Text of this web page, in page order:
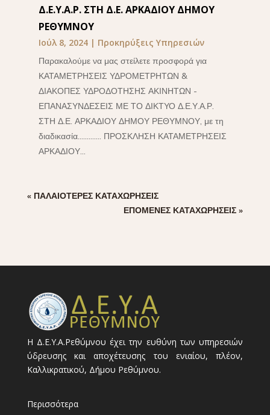
Δ.Ε.Υ.Α.Ρ. ΣΤΗ Δ.Ε. ΑΡΚΑΔΙΟΥ ΔΗΜΟΥ
ΡΕΘΥΜΝΟΥ
Ιούλ 8, 2024| Προκηρύξεις Υπηρεσιών
Παρακαλούμε να μας στείλετε προσφορά για
ΚΑΤΑΜΕΤΡΗΣΕΙΣ ΥΔΡΟΜΕΤΡΗΤΩΝ &
ΔΙΑΚΟΠΕΣ ΥΔΡΟΔΟΤΗΣΗΣ ΑΚΙΝΗΤΩΝ -
ΕΠΑΝΑΣΥΝΔΕΣΕΙΣ ΜΕ ΤΟ ΔΙΚΤΥΟ Δ.Ε.Υ.Α.Ρ.
ΣΤΗ Δ.Ε. ΑΡΚΑΔΙΟΥ ΔΗΜΟΥ ΡΕΘΥΜΝΟΥ, με τη
διαδικασία............. ΠΡΟΣΚΛΗΣΗ ΚΑΤΑΜΕΤΡΗΣΕΙΣ
ΑΡΚΑΔΙΟΥ...
« ΠΑΛΑΙΌΤΕΡΕΣ ΚΑΤΑΧΩΡΉΣΕΙΣ
ΕΠΌΜΕΝΕΣ ΚΑΤΑΧΩΡΉΣΕΙΣ »
Η Δ.Ε.Υ.Α.Ρεθύμνου έχει την ευθύνη των υπηρεσιών
ύδρευσης και αποχέτευσης του ενιαίου, πλέον,
Καλλικρατικού, Δήμου Ρεθύμνου.
Περισσότερα